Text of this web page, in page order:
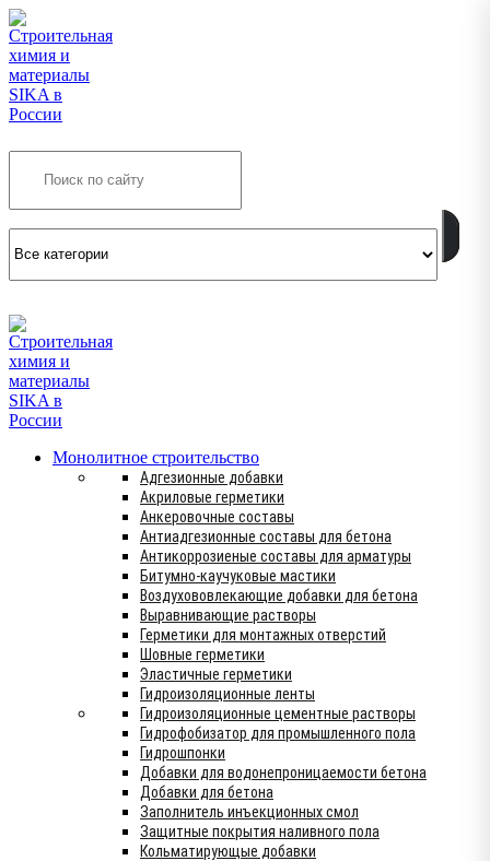
Монолитное строительство
Адгезионные добавки
Акриловые герметики
Анкеровочные составы
Антиадгезионные составы для бетона
Антикоррозиеные составы для арматуры
Битумно-каучуковые мастики
Воздухововлекающие добавки для бетона
Выравнивающие растворы
Герметики для монтажных отверстий
Шовные герметики
Эластичные герметики
Гидроизоляционные ленты
Гидроизоляционные цементные растворы
Гидрофобизатор для промышленного пола
Гидрошпонки
Добавки для водонепроницаемости бетона
Добавки для бетона
Заполнитель инъекционных смол
Защитные покрытия наливного пола
Кольматирующые добавки